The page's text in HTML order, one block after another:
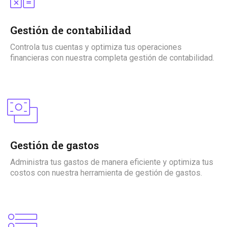
Gestión de contabilidad
Controla tus cuentas y optimiza tus operaciones
financieras con nuestra completa gestión de contabilidad.
Gestión de gastos
Administra tus gastos de manera eficiente y optimiza tus
costos con nuestra herramienta de gestión de gastos.